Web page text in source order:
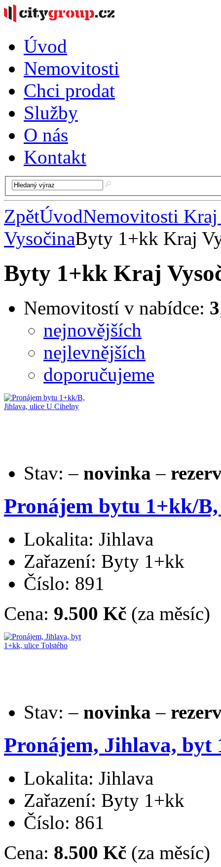
Úvod
Nemovitosti
Chci prodat
Služby
O nás
Kontakt
ZpětÚvodNemovitosti Kraj
VysočinaByty 1+kk Kraj
Byty 1+kk Kraj
Nemovitostí v nabídce: 3
nejnovějších
nejlevnějších
doporučujeme
Stav: – novinka –
Pronájem bytu 1+kk/
Lokalita: Jihlava
Zařazení: Byty 1+kk
Číslo: 891
Cena: 9.500 Kč (za měsíc)
Stav: – novinka –
Pronájem, Jihlava, byt
Lokalita: Jihlava
Zařazení: Byty 1+kk
Číslo: 861
Cena: 8.500 Kč (za měsíc)